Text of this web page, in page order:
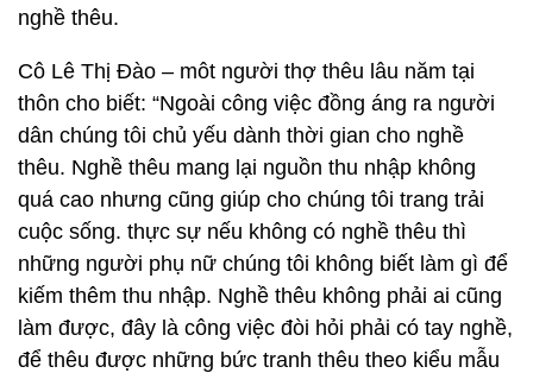
nghề thêu.
Cô Lê Thị Đào – môt người thợ thêu lâu năm tại
thôn cho biết: “Ngoài công việc đồng áng ra người
dân chúng tôi chủ yếu dành thời gian cho nghề
thêu. Nghề thêu mang lại nguồn thu nhập không
quá cao nhưng cũng giúp cho chúng tôi trang trải
cuộc sống. thực sự nếu không có nghề thêu thì
những người phụ nữ chúng tôi không biết làm gì để
kiếm thêm thu nhập. Nghề thêu không phải ai cũng
làm được, đây là công việc đòi hỏi phải có tay nghề,
để thêu được những bức tranh thêu theo kiểu mẫu